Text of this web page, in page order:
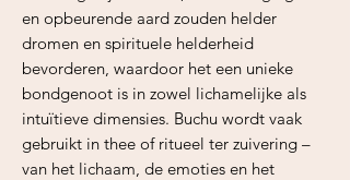
en opbeurende aard zouden helder
dromen en spirituele helderheid
bevorderen, waardoor het een unieke
bondgenoot is in zowel lichamelijke als
intuïtieve dimensies. Buchu wordt vaak
gebruikt in thee of ritueel ter zuivering –
van het lichaam, de emoties en het